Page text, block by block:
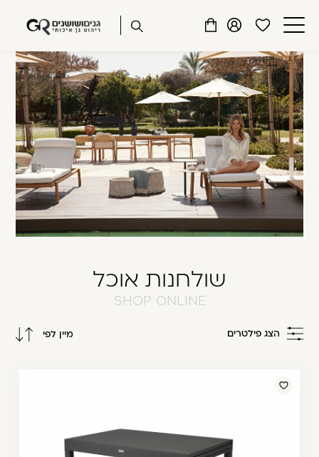
לֵב:
מֻפְעֶלֶת
מַעֲרֶכֶת
נָגִישׁ
בִּקְלִיק
הַמְּסַיַּעַת
לִנְגִישׁוּת
הָאֲתָר.
פתיחת
חלונית
עגלה
פתיחת
חלונית
משתמש
פתיחת
מועדפים
למשתמש
סגור
כבר רשומים? התחברו
זכור אותי שכחתי סיסמה
להרשמה
שולחנות אוכל
SHOP ONLINE
מיין לפי הצג פילטרים